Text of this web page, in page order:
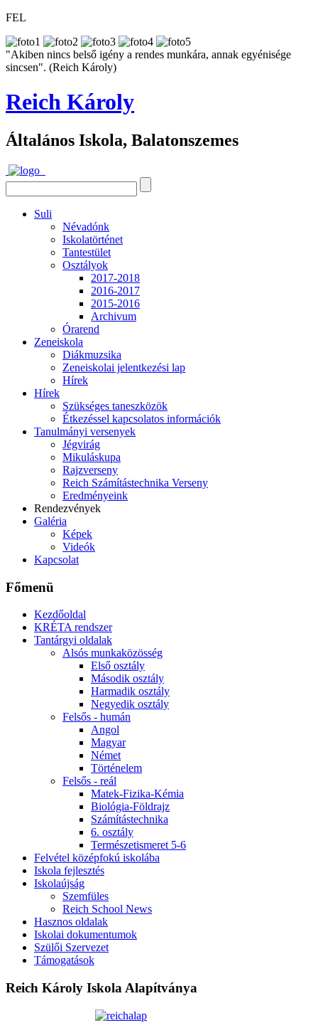
FEL
"Akiben nincs belső igény a rendes munkára, annak egyénisége
sincsen". (Reich Károly)
Reich Károly
Általános Iskola, Balatonszemes
Suli
Névadónk
Iskolatörténet
Tantestület
Osztályok
2017-2018
2016-2017
2015-2016
Archivum
Órarend
Zeneiskola
Diákmuzsika
Zeneiskolai jelentkezési lap
Hírek
Hírek
Szükséges taneszközök
Étkezéssel kapcsolatos információk
Tanulmányi versenyek
Jégvirág
Mikuláskupa
Rajzverseny
Reich Számítástechnika Verseny
Eredményeink
Rendezvények
Galéria
Képek
Videók
Kapcsolat
Főmenü
Kezdőoldal
KRÉTA rendszer
Tantárgyi oldalak
Alsós munkaközösség
Első osztály
Második osztály
Harmadik osztály
Negyedik osztály
Felsős - humán
Angol
Magyar
Német
Történelem
Felsős - reál
Matek-Fizika-Kémia
Biológia-Földrajz
Számítástechnika
6. osztály
Természetismeret 5-6
Felvétel középfokú iskolába
Iskola fejlesztés
Iskolaújság
Szemfüles
Reich School News
Hasznos oldalak
Iskolai dokumentumok
Szülői Szervezet
Támogatások
Reich Károly Iskola Alapítványa